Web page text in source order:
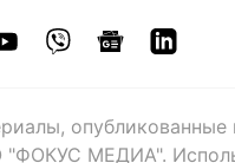
опубликованные
МЕДИА".